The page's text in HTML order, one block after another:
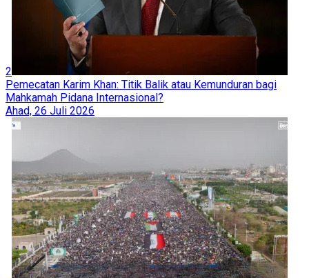
2
Pemecatan Karim Khan: Titik Balik atau Kemunduran bagi
Mahkamah Pidana Internasional?
Ahad, 26 Juli 2026